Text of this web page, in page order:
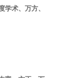
学术、万方、